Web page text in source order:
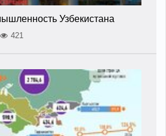
Узбекистана
421